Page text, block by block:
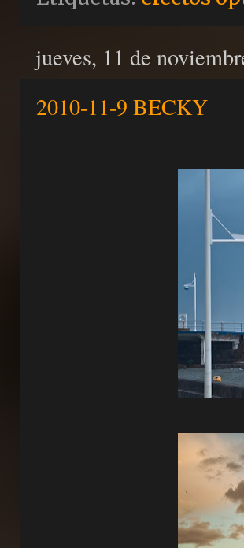
jueves, 11 de
2010-11-9 BECKY